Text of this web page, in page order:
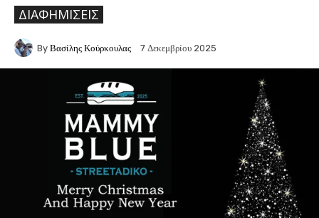
ΔΙΑΦΗΜΊΣΕΙΣ
By Βασίλης Κούρκουλας 7 Δεκεμβρίου 2025